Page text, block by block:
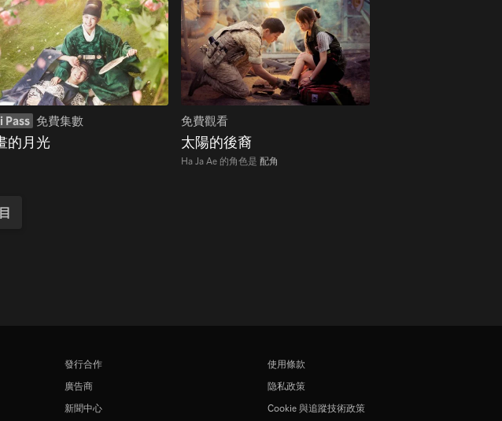
Pass 免費集數
的月光
免費觀看
太陽的後裔
Ha Ja Ae 的角色是 配角
發行合作
廣告商
新聞中心
使用條款
隐私政策
Cookie 與追蹤技術政策